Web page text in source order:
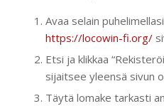
Avaa selain
https://locowin-fi.org/
Etsi ja klikkaa
sijaitsee yleensä sivun
Täytä lomake tarkasti